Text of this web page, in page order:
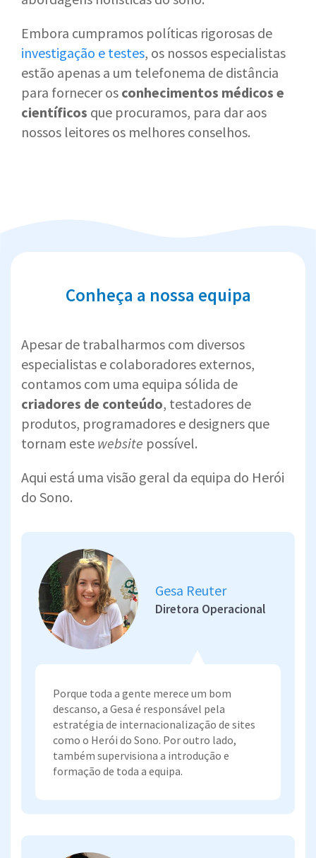
Embora cumpramos políticas rigorosas de
investigação e testes, os nossos especialistas
estão apenas a um telefonema de distância
para fornecer os conhecimentos médicos e
científicos que procuramos, para dar aos
nossos leitores os melhores conselhos.
Conheça a nossa equipa
Apesar de trabalharmos com diversos
especialistas e colaboradores externos,
contamos com uma equipa sólida de
criadores de conteúdo, testadores de
produtos, programadores e designers que
tornam este website possível.
Aqui está uma visão geral da equipa do Herói
do Sono.
Porque toda a gente merece um bom
descanso, a Gesa é responsável pela
estratégia de internacionalização de sites
como o Herói do Sono. Por outro lado,
também supervisiona a introdução e
formação de toda a equipa.
Gesa Reuter
Diretora Operacional